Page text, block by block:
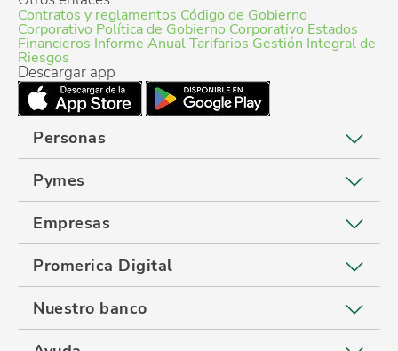
Contratos y reglamentos Código de Gobierno
Corporativo Política de Gobierno Corporativo Estados
Financieros Informe AnualTarifarios Gestión Integral de
Riesgos
Descargar app
Personas
Pymes
Empresas
Promerica Digital
Nuestro banco